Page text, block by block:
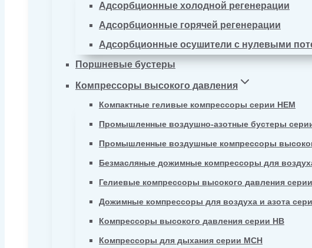
Адсорбционные холодной регенерации
Адсорбционные горячей регенерации
Адсорбционные осушители с нулевыми
Поршневые бустеры
Компрессоры высокого давления
Компактные геливые компрессоры серии HEM
Промышленные воздушно-азотные бустеры
Промышленные воздушные компрессоры
Безмасляные дожимные компрессоры для
Гелиевые компрессоры высокого давления
Дожимные компрессоры для воздуха и азота
Компрессоры высокого давления серии HB
Компрессоры для дыхания серии MCH